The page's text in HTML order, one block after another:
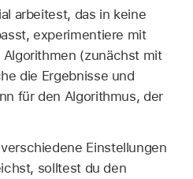
arbeitest, das in keine
experimentiere mit
(zunächst mit
die Ergebnisse und
für den Algorithmus, der
Einstellungen
solltest du den